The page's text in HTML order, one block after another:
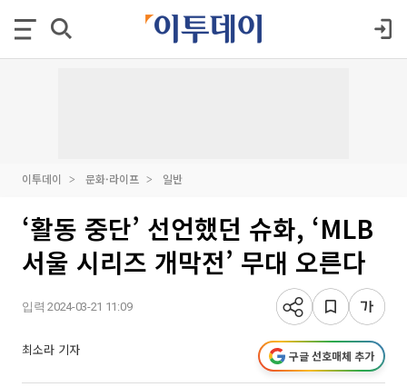
이투데이 문화·라이프 일반
‘활동 중단’ 선언했던 슈화, ‘MLB
서울 시리즈 개막전’ 무대 오른다
입력 2024-03-21 11:09
최소라 기자 구글 선호매체 추가